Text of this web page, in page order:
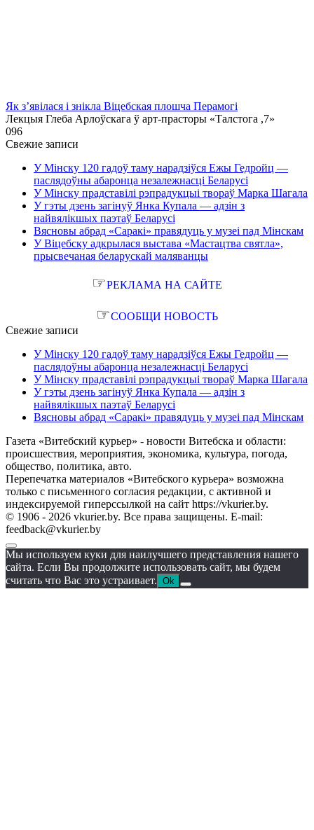
Як з’явілася і знікла Віцебская плошча Перамогі
Лекцыя Глеба Арлоўскага ў арт-прасторы «Талстога ,7»
096
Свежие записи
У Мінску 120 гадоў таму нарадзіўся Ежы Гедройц —
паслядоўны абаронца незалежнасці Беларусі
У Мінску прадставілі рэпрадукцыі твораў Марка Шагала
У гэты дзень загінуў Янка Купала — адзін з
найвялікшых паэтаў Беларусі
Вясновы абрад «Саракі» правядуць у музеі пад Мінскам
У Віцебску адкрылася выстава «Мастацтва святла»,
прысвечаная беларускай маляванцы
☞РЕКЛАМА НА САЙТЕ
☞СООБЩИ НОВОСТЬ
Свежие записи
У Мінску 120 гадоў таму нарадзіўся Ежы Гедройц —
паслядоўны абаронца незалежнасці Беларусі
У Мінску прадставілі рэпрадукцыі твораў Марка Шагала
У гэты дзень загінуў Янка Купала — адзін з
найвялікшых паэтаў Беларусі
Вясновы абрад «Саракі» правядуць у музеі пад Мінскам
Газета «Витебский курьер» - новости Витебска и области:
происшествия, мероприятия, экономика, культура, погода,
общество, политика, авто.
Перепечатка материалов «Витебского курьера» возможна
только с письменного согласия редакции, с активной и
индексируемой гиперссылкой на сайт https://vkurier.by.
© 1906 - 2026 vkurier.by. Все права защищены. E-mail:
feedback@vkurier.by
Мы используем куки для наилучшего представления нашего
сайта. Если Вы продолжите использовать сайт, мы будем
считать что Вас это устраивает. Ok